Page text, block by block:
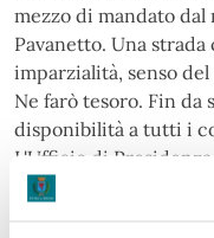
mezzo di mandato
Pavanetto. Una
imparzialità, senso
Ne farò tesoro. Fin da
disponibilità a tutti i
L'Ufficio di
disposizione di tutti”.